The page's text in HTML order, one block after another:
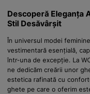
Descoperă Eleganța
Stil Desăvârșit
În universul modei
vestimentară esențială,
într-una de excepție. La
ne dedicăm creării unor
estetica rafinată cu
ghete pe care o oferim